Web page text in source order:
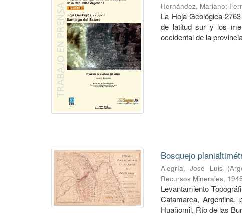
Hernández, Mariano;
La Hoja Geológica
de latitud sur y los
occidental de la
Bosquejo
Alegría, José Luis (
Recursos Minerales,
Levantamiento
Catamarca,
Huañomil, Río de las